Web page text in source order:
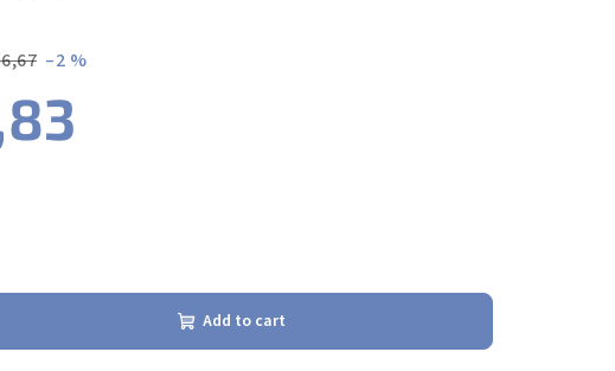
–2 %
Add to cart